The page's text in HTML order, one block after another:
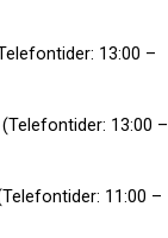
13:00 –
13:00 –
11:00 –